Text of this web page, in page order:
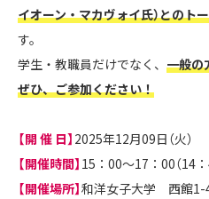
イオーン・マカヴォイ氏）とのト
す。
学生・教職員だけでなく、 一般の
ぜひ、ご参加ください！
【開 催 日】 2025年12月09日（火）
【開催時間】 15：00～17：00（14：
【開催場所】和洋女子大学 西館1-